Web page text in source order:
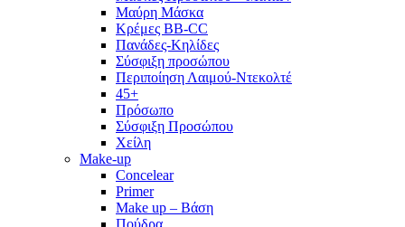
Μαύρη Μάσκα
Κρέμες BB-CC
Πανάδες-Κηλίδες
Σύσφιξη προσώπου
Περιποίηση Λαιμού-Ντεκολτέ
45+
Πρόσωπο
Σύσφιξη Προσώπου
Χείλη
Make-up
Concelear
Primer
Make up – Βάση